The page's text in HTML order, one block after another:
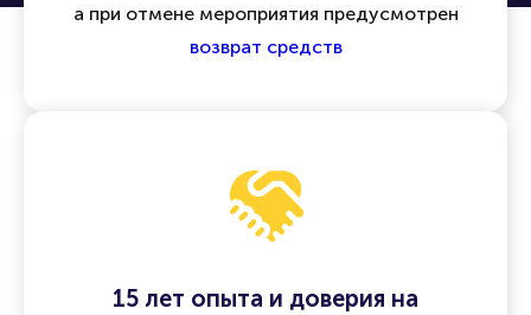
а при отмене мероприятия предусмотрен
возврат средств
15 лет опыта и доверия на